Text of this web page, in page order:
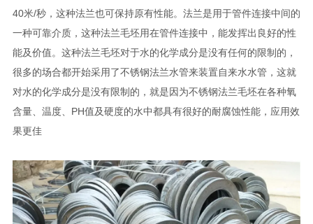
40米/秒，这种法兰也可保持原有性能。法兰是用于管件连接中间的
一种可靠介质，这种法兰毛坯用在管件连接中，能发挥出良好的性
能及价值。这种法兰毛坯对于水的化学成分是没有任何的限制的，
很多的场合都开始采用了不锈钢法兰水管来装置自来水水管，这就
对水的化学成分是没有限制的，就是因为不锈钢法兰毛坯在各种氧
含量、温度、PH值及硬度的水中都具有很好的耐腐蚀性能，应用效
果更佳